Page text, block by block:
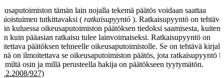
tämän lain nojalla tekemä päätös voidaan saattaa
tutkittavaksi ( ratkaisupyyntö ). Ratkaisupyyntö on
kuluessa oikeusaputoimiston päätöksen tiedoksi saamisesta,
kuin pääasian ratkaisu tulee lainvoimaiseksi. Ratkaisupyyntö on
päätöksen tehneelle oikeusaputoimistolle. Se on tehtävä
on ilmoitettava se oikeusaputoimiston päätös, jota ratkaisupyyntö
miltä osin ja millä perusteella hakija on päätökseen tyytymätön.
927)